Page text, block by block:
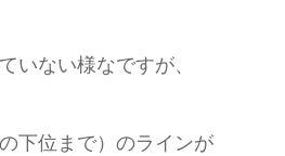
いない様なですが、
下位まで）のラインが